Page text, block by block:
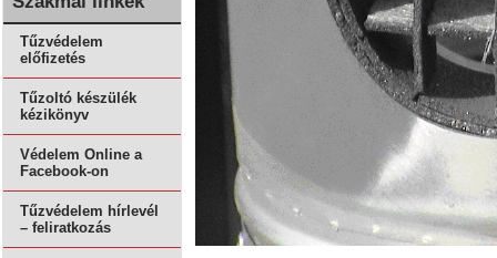
Tűzvédelem
előfizetés
Tűzoltó készülék
kézikönyv
Védelem Online a
Facebook-on
Tűzvédelem hírlevél
– feliratkozás